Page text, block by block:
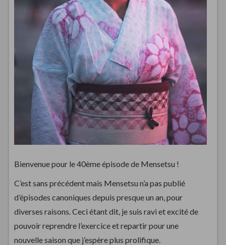
Bienvenue pour le 40ème épisode de Mensetsu !
C’est sans précédent mais Mensetsu n’a pas publié
d’épisodes canoniques depuis presque un an, pour
diverses raisons. Ceci étant dit, je suis ravi et excité de
pouvoir reprendre l’exercice et repartir pour une
nouvelle saison que j’espère plus prolifique.